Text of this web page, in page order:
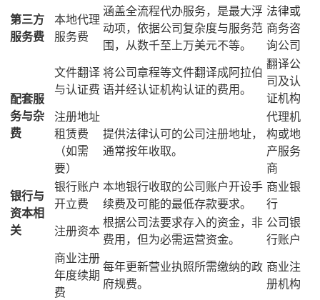
第三方
服务费
本地代理
服务费
涵盖全流程代办服务，是最大浮
动项，依据公司复杂度与服务范
围，从数千至上万美元不等。
法律或
商务咨
询公司
配套服
务与杂
费
文件翻译
与认证费
将公司章程等文件翻译成阿拉伯
语并经认证机构认证的费用。
翻译公
司及认
证机构
注册地址
租赁费
（如需
要）
提供法律认可的公司注册地址，
通常按年收取。
代理机
构或地
产服务
商
银行与
资本相
关
银行账户
开立费
本地银行收取的公司账户开设手
续费及可能的最低存款要求。
商业银
行
注册资本
根据公司法要求存入的资金，非
费用，但为必需运营资金。
公司银
行账户
商业注册
年度续期
费
每年更新营业执照所需缴纳的政
府规费。
商业注
册机构